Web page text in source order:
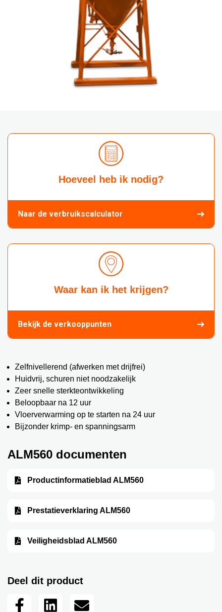
Hoeveel heb ik nodig?
Naar de verbruikscalculator
Waar kan ik het krijgen?
Bekijk de verkooppunten
Zelfnivellerend (afwerken met drijfrei)
Huidvrij, schuren niet noodzakelijk
Zeer snelle sterkteontwikkeling
Beloopbaar na 12 uur
Vloerverwarming op te starten na 24 uur
Bijzonder krimp- en spanningsarm
ALM560 documenten
Productinformatieblad ALM560
Prestatieverklaring ALM560
Veiligheidsblad ALM560
Deel dit product